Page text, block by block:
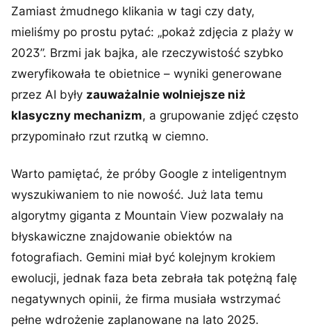
Zamiast żmudnego klikania w tagi czy daty,
mieliśmy po prostu pytać: „pokaż zdjęcia z plaży w
2023”. Brzmi jak bajka, ale rzeczywistość szybko
zweryfikowała te obietnice – wyniki generowane
przez AI były zauważalnie wolniejsze niż
klasyczny mechanizm, a grupowanie zdjęć często
przypominało rzut rzutką w ciemno.
Warto pamiętać, że próby Google z inteligentnym
wyszukiwaniem to nie nowość. Już lata temu
algorytmy giganta z Mountain View pozwalały na
błyskawiczne znajdowanie obiektów na
fotografiach. Gemini miał być kolejnym krokiem
ewolucji, jednak faza beta zebrała tak potężną falę
negatywnych opinii, że firma musiała wstrzymać
pełne wdrożenie zaplanowane na lato 2025.